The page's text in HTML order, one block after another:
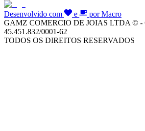
Desenvolvido com e
por Macro
GAMZ COMERCIO DE JOIAS LTDA © -
45.451.832/0001-62
TODOS OS DIREITOS RESERVADOS